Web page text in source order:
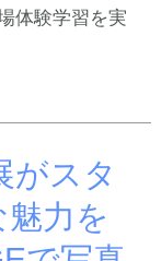
体験学習を実
がスタ
魅力を